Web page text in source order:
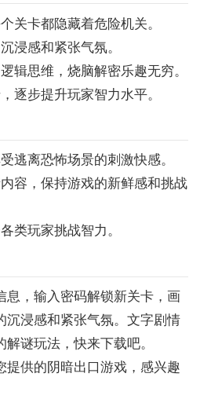
关卡都隐藏着危险机关。
浸感和紧张气氛。
辑思维，烧脑解密乐趣无穷。
逐步提升玩家智力水平。
逃离恐怖场景的刺激快感。
容，保持游戏的新鲜感和挑战
类玩家挑战智力。
息，输入密码解锁新关卡，画
沉浸感和紧张气氛。文字剧情
谜玩法，快来下载吧。
提供的阴暗出口游戏，感兴趣